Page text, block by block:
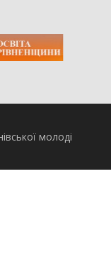
молоді